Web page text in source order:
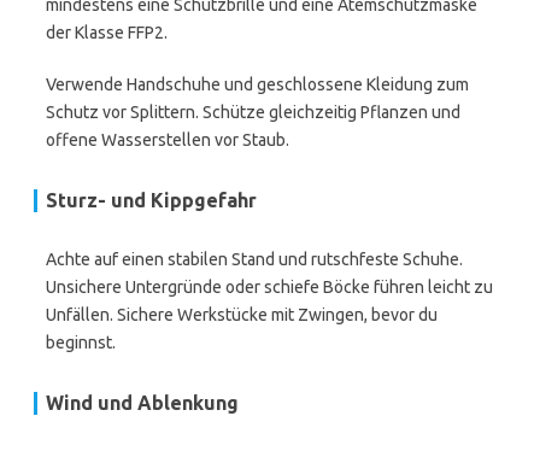
mindestens eine Schutzbrille und eine Atemschutzmaske
der Klasse FFP2.
Verwende Handschuhe und geschlossene Kleidung zum
Schutz vor Splittern. Schütze gleichzeitig Pflanzen und
offene Wasserstellen vor Staub.
Sturz- und Kippgefahr
Achte auf einen stabilen Stand und rutschfeste Schuhe.
Unsichere Untergründe oder schiefe Böcke führen leicht zu
Unfällen. Sichere Werkstücke mit Zwingen, bevor du
beginnst.
Wind und Ablenkung